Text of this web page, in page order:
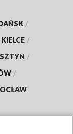
/
KIELCE /
/
/